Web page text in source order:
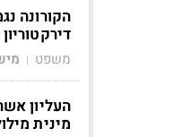
הקורונה
משפט |
מינית